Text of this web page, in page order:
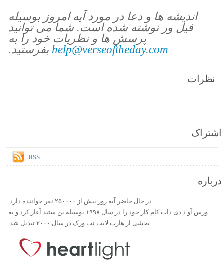
اندیشه ها و دعا در مورد آیه امروز بوسیله
فیل ور نوشته شده است. شما می توانید
پرسش ها و نظریات خود را به
help@verseoftheday.com بفرستید.
نظرات
اشتراک
RSS
درباره
در حال حاضر آیه روز بیش از ۲۵۰۰۰۰ نفر خواننده دارد.
ورس آو ذ دی دات کام کار خود را در سال ۱۹۹۸ بوسیله بن ستید آغاز کرد و به
بخشی از هارت لایت نت ورک در سال ۲۰۰۰ تبدیل شد.